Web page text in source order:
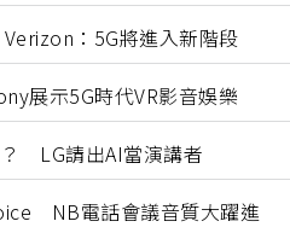
：5G將進入新階段
展示5G時代VR影音娛樂
LG請出AI當演講者
NB電話會議音質大躍進